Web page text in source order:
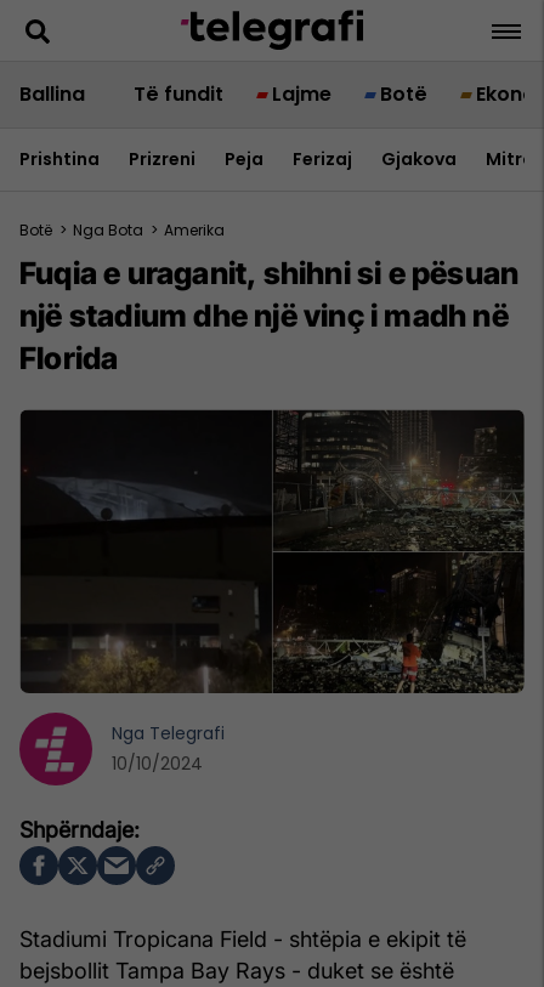
Ballina Të fundit Lajme Botë
Prishtina Prizreni Peja Ferizaj Gjakova
Botë > Nga Bota > Amerika
Fuqia e uraganit, shihni si e pësuan
një stadium dhe një vinç i madh në
Florida
Stadiumi Tropicana Field - shtëpia e ekipit të
bejsbollit Tampa Bay Rays - duket se është
Nga Telegrafi
10/10/2024